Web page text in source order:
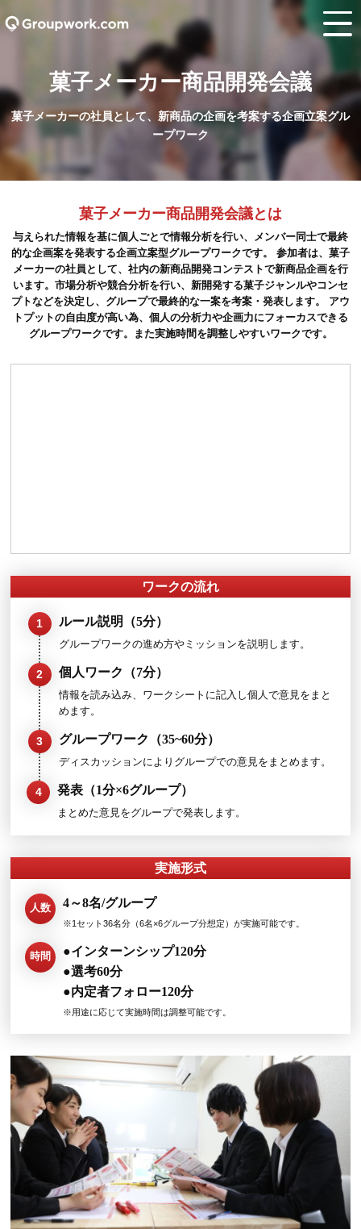
菓子メーカー商品開発会議
菓子メーカーの社員として、新商品の企画を考案する企画立
ープワーク
菓子メーカー商品開発会議とは
与えられた情報を基に個人ごとで情報分析を行い、メンバー同士
的な企画案を発表する企画立案型グループワークです。 参加者は
メーカーの社員として、社内の新商品開発コンテストで新商品企
います。市場分析や競合分析を行い、新開発する菓子ジャンルや
プトなどを決定し、グループで最終的な一案を考案・発表します
ワークの流れ
ルール説明（5分）
グループワークの進め方やミッションを説明します。
2 個人ワーク（7分）
めます。
グループワーク（35~60分）
4 発表（1分×6グループ）
まとめた意見をグループで発表します。
4～8名/グループ
時間
●インターンシップ120分
●選考60分
●内定者フォロー120分
※用途に応じて実施時間は調整可能です。